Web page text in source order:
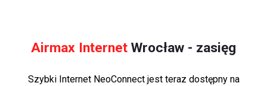
Airmax Internet Wrocław - zasięg
Szybki Internet NeoConnect jest teraz dostępny na